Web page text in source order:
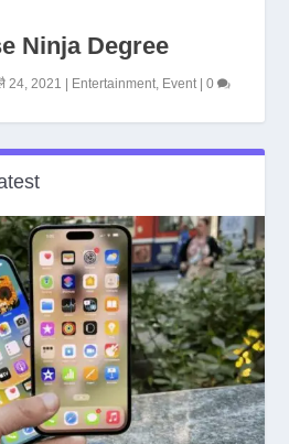
Ninja Degree
24, 2021 Entertainment, Event|0